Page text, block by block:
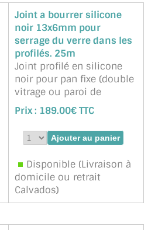
Joint a bourrer silicone
noir 13x6mm pour
serrage du verre dans les
profilés. 25m
Joint profilé en silicone
noir pour pan fixe (double
vitrage ou paroi de
douche, paroi de verre).
Unité de vente : 25 m
Marque : BOHLE -
Référence :BOHLE-
Prix : 189.00€ TTC
Disponible (Livraison à
domicile ou retrait
Calvados)